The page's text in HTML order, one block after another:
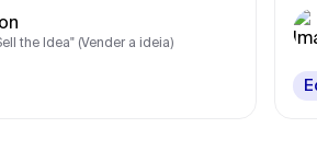
the Idea" (Vender a ideia)